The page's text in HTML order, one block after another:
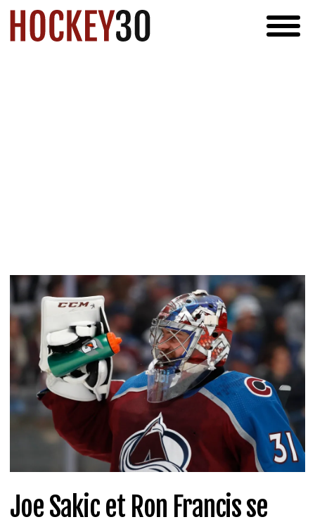
Joe Sakic et Ron Francis se